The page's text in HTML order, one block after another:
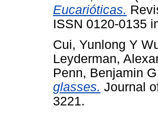
Eucarióticas.
ISSN 0120-0135
Cui, Yunlong Y
Leyderman,
Penn, Benjamin G
glasses. Journal
3221.